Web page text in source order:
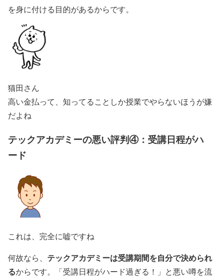
を身に付ける目的があるからです。
猫田さん
高い金払って、知ってることしか授業でやらないほうが嫌
だよね
テックアカデミーの悪い評判④：受講日程がハ
ード
これは、完全に嘘ですね
何故なら、 テックアカデミーは受講期間を自分で決められ
るからです。「受講日程がハード過ぎる！」と悪い噂を流